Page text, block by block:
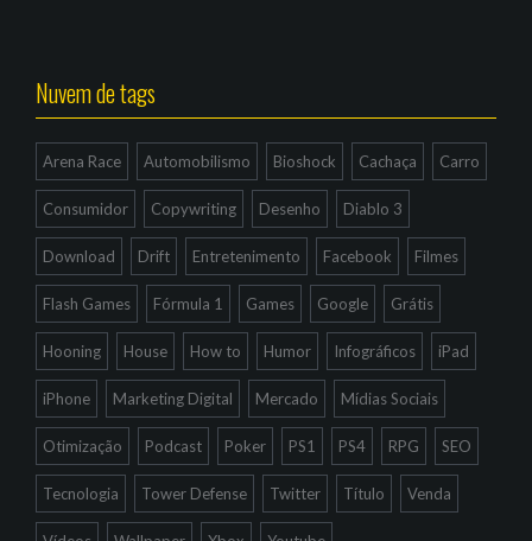
Nuvem de tags
Arena Race Automobilismo Bioshock Cachaça Carro
Consumidor Copywriting Desenho Diablo 3
Download Drift Entretenimento Facebook Filmes
Flash Games Fórmula 1 Games Google Grátis
Hooning House How to Humor Infográficos iPad
iPhone Marketing Digital Mercado Mídias Sociais
Otimização Podcast Poker PS1 PS4 RPG SEO
Tecnologia Tower Defense Twitter Título Venda